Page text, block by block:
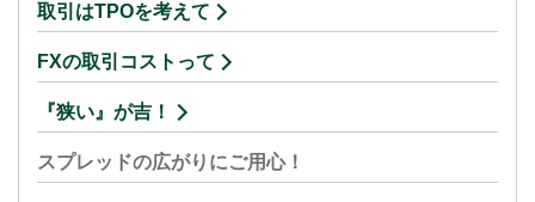
取引はTPOを考えて
FXの取引コストって
『狭い』が吉！
スプレッドの広がりにご用心！